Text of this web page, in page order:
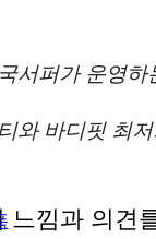
서퍼가 운영
와 바디핏 최
느낌과 의견